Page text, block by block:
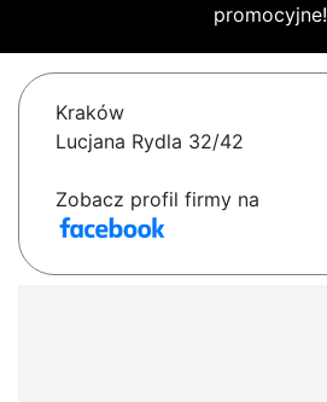
promocyjne!
Kraków
Lucjana Rydla 32/42
Zobacz profil firmy na